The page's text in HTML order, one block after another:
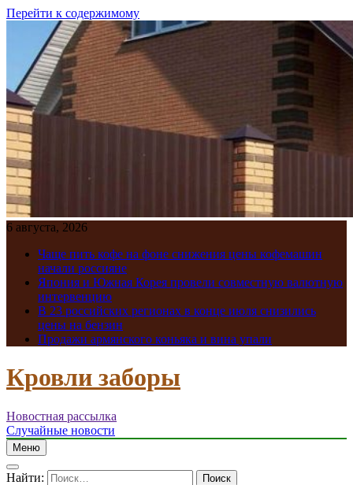
Перейти к содержимому
6 августа, 2026
Чаще пить кофе на фоне снижения цены кофемашин
начали россияне
Япония и Южная Корея провели совместную валютную
интервенцию
В 23 российских регионах в конце июля снизились
цены на бензин
Продажи армянского коньяка и вина упали
Кровли заборы
Новостная рассылка
Случайные новости
Меню
Найти: